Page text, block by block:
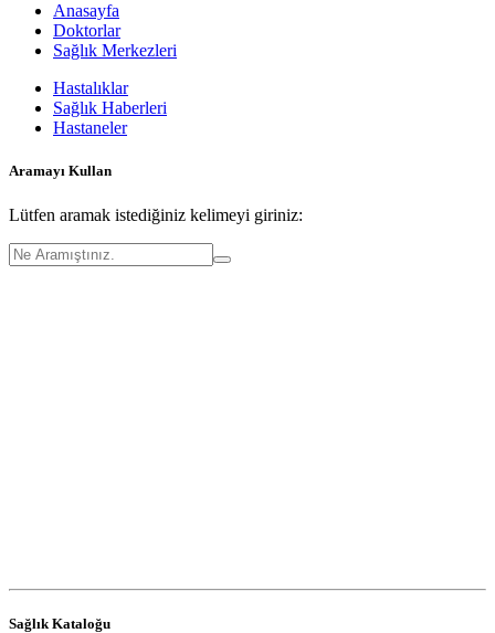
Anasayfa
Doktorlar
Sağlık Merkezleri
Hastalıklar
Sağlık Haberleri
Hastaneler
Aramayı Kullan
Lütfen aramak istediğiniz kelimeyi giriniz:
Sağlık Kataloğu